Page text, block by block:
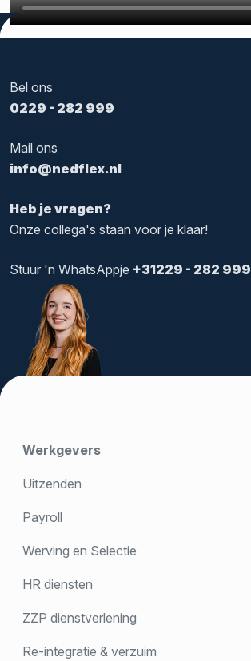
Heb je vragen?
Onze collega's staan voor je klaar!
Bel ons
0229 - 282 999
Mail ons
info@nedflex.nl
Stuur 'n WhatsAppje +31229 - 282 999
Werkgevers
Uitzenden
Payroll
Werving en Selectie
HR diensten
ZZP dienstverlening
Re-integratie & verzuim